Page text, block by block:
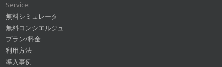
Service:
無料シミュレータ
無料コンシエルジュ
プラン/料金
利用方法
導入事例